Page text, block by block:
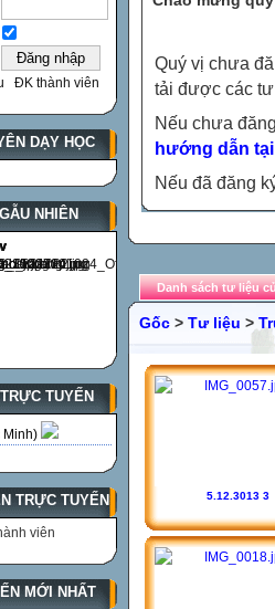
ĐK thành viên
DẠY HỌC
NHIÊN
TUYẾN
Minh)
TRỰC TUYẾN
viên
MỚI NHẤT
Quý vị chưa
tải được các
Nếu chưa
hướng dẫn
Nếu đã đăng
Danh sách tư liệu
Gốc > Tư liệu >
5.12.3013 3